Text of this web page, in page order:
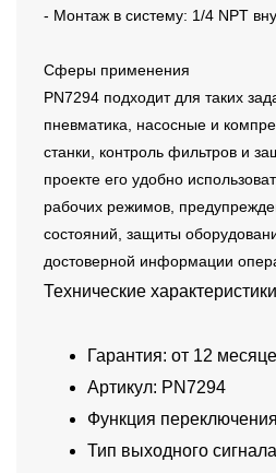
- Монтаж в систему: 1/4 NPT
Сферы применения
PN7294 подходит для таких
пневматика, насосные и
станки, контроль фильтров и
проекте его удобно
рабочих режимов,
состояний, защиты
достоверной информации
Технические характеристики
Гарантия: от 12
Артикул: PN7294
Функция
Тип выходного